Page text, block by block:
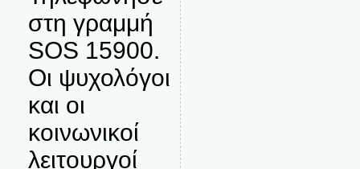
στη γραμμή
SOS 15900.
Οι ψυχολόγοι
και οι
κοινωνικοί
λειτουργοί